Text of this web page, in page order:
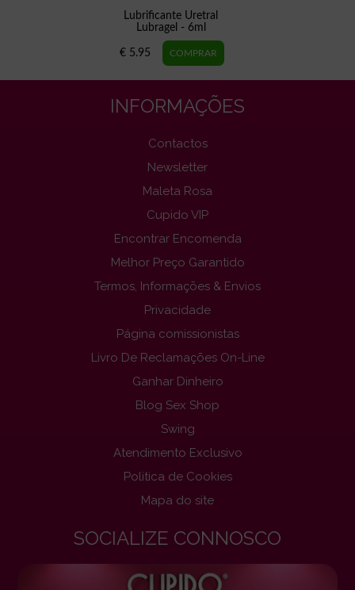
Lubrificante Uretral
Lubragel - 6ml
€ 5.95
INFORMAÇÕES
Contactos
Newsletter
Maleta Rosa
Cupido VIP
Encontrar Encomenda
Melhor Preço Garantido
Termos, Informações & Envios
Privacidade
Página comissionistas
Livro De Reclamações On-Line
Ganhar Dinheiro
Blog Sex Shop
Swing
Atendimento Exclusivo
Politica de Cookies
Mapa do site
SOCIALIZE CONNOSCO